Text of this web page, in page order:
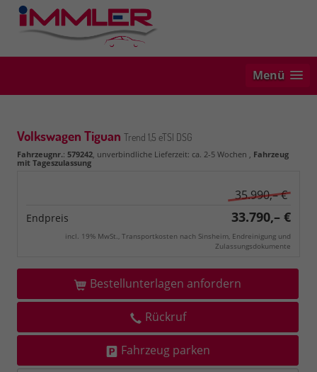
Menü
Volkswagen Tiguan Trend 1,5 eTSI DSG
Fahrzeugnr.: 579242, unverbindliche Lieferzeit: ca. 2-5 Wochen , Fahrzeug
mit Tageszulassung
35.990,– €
Endpreis 33.790,– €
incl. 19% MwSt., Transportkosten nach Sinsheim, Endreinigung und
Zulassungsdokumente
Bestellunterlagen anfordern
Rückruf
Fahrzeug parken